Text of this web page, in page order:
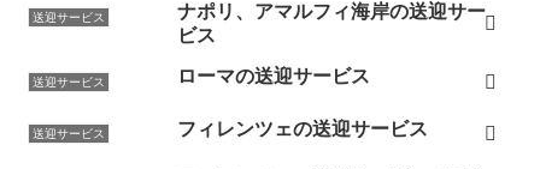
送迎サービス
ナポリ、アマルフィ海岸の送迎サー
ビス
送迎サービス ローマの送迎サービス
送迎サービス フィレンツェの送迎サービス